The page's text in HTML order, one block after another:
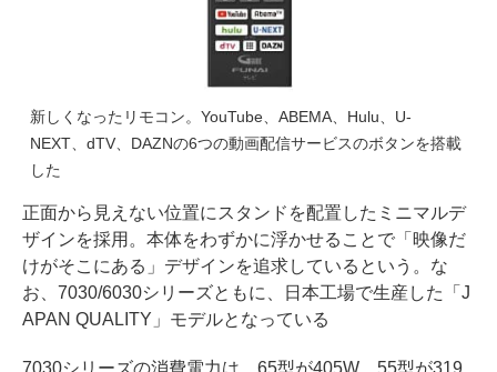
新しくなったリモコン。YouTube、ABEMA、Hulu、U-
NEXT、dTV、DAZNの6つの動画配信サービスのボタンを搭載
した
正面から見えない位置にスタンドを配置したミニマルデ
ザインを採用。本体をわずかに浮かせることで「映像だ
けがそこにある」デザインを追求しているという。な
お、7030/6030シリーズともに、日本工場で生産した「J
APAN QUALITY」モデルとなっている
7030シリーズの消費電力は、65型が405W、55型が319